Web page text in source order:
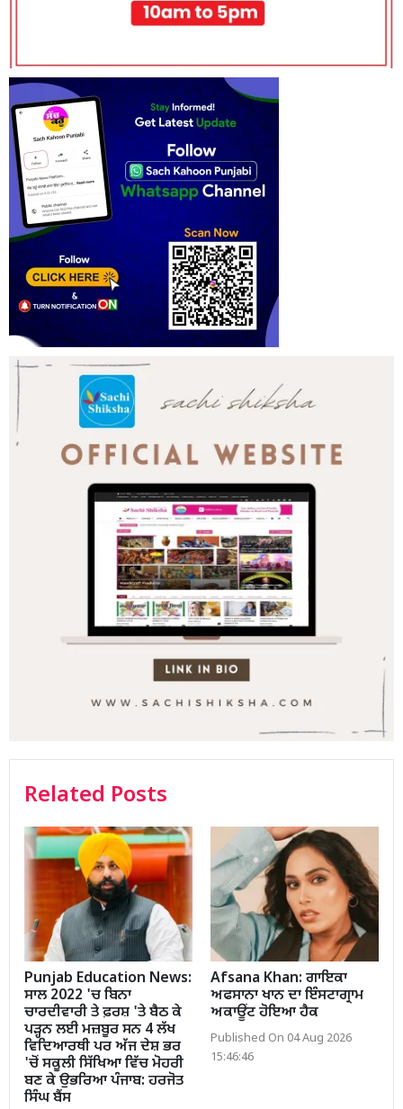
Related Posts
Punjab Education News:
ਸਾਲ 2022 'ਚ ਬਿਨਾ
ਚਾਰਦੀਵਾਰੀ ਤੇ ਫ਼ਰਸ਼ 'ਤੇ ਬੈਠ ਕੇ
ਪੜ੍ਹਨ ਲਈ ਮਜ਼ਬੂਰ ਸਨ 4 ਲੱਖ
ਵਿਦਿਆਰਥੀ ਪਰ ਅੱਜ ਦੇਸ਼ ਭਰ
'ਚੋਂ ਸਕੂਲੀ ਸਿੱਖਿਆ ਵਿੱਚ ਮੋਹਰੀ
ਬਣ ਕੇ ਉਭਰਿਆ ਪੰਜਾਬ: ਹਰਜੋਤ
ਸਿੰਘ ਬੈਂਸ
Afsana Khan: ਗਾਇਕਾ
ਅਫਸਾਨਾ ਖਾਨ ਦਾ ਇੰਸਟਾਗ੍ਰਾਮ
ਅਕਾਊਂਟ ਹੋਇਆ ਹੈਕ
Published On 04 Aug 2026
15:46:46